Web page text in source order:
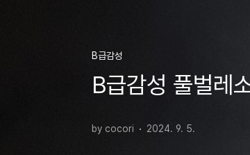
B급감성
B급감성 풀벌레
by cocori 2024. 9. 5.